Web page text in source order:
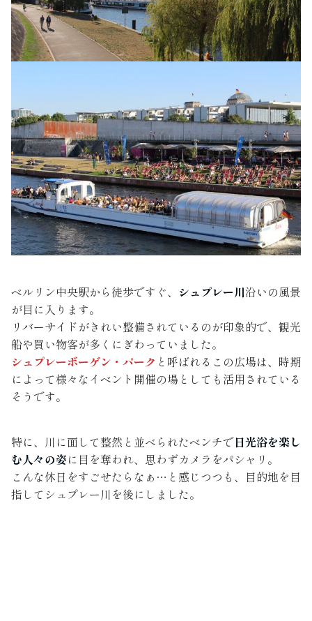
ベルリン中央駅から徒歩ですぐ、 シュプレー川沿いの風景
が目に入ります。
リバーサイドがきれい整備されているのが印象的で、観光
船や買い物客が多くにぎわっていました。
シュプレーボーゲン・パーク と呼ばれるこの広場は、時期
によって様々なイベント開催の場としても活用されている
そうです。
特に、川に面して整然と並べられたベンチで日光浴を楽し
む人々の姿に目を奪われ、思わずカメラをパシャリ。
こんな休日をすごせたらなぁ…と感じつつも、目的地を目
指してシュプレー川を後にしました。